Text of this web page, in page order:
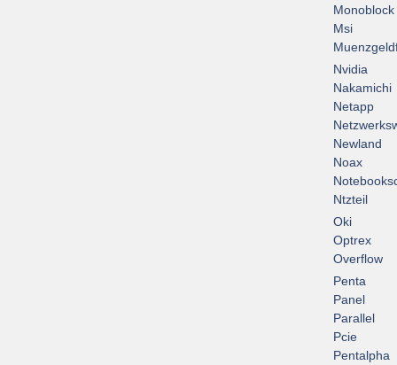
Monoblock
Msi
Nvidia
Nakamichi
Netapp
Newland
Noax
Ntzteil
Oki
Optrex
Overflow
Penta
Panel
Parallel
Pcie
Pentalpha